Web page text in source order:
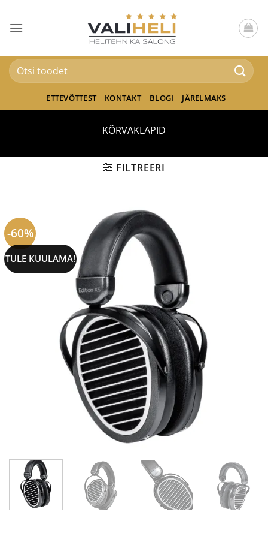
content
Otsi:
ETTEVÕTTEST KONTAKT BLOGI JÄRELMAKS
KÕRVAKLAPID
FILTREERI
-60%
TULE KUULAMA!